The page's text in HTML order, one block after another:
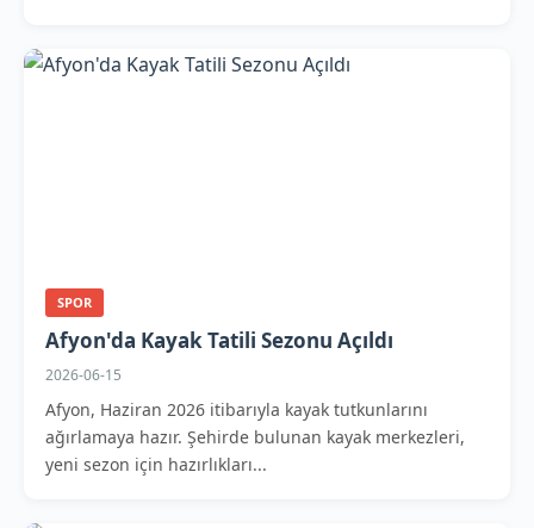
SPOR
Afyon'da Kayak Tatili Sezonu Açıldı
2026-06-15
Afyon, Haziran 2026 itibarıyla kayak tutkunlarını
ağırlamaya hazır. Şehirde bulunan kayak merkezleri,
yeni sezon için hazırlıkları...